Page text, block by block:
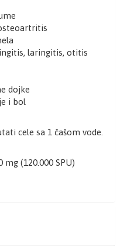
laringitis, otitis
dojke
i bol
cele sa 1 čašom vode.
mg (120.000 SPU)